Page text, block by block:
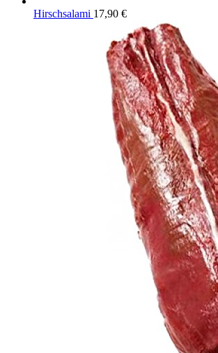
Hirschsalami 17,90 €